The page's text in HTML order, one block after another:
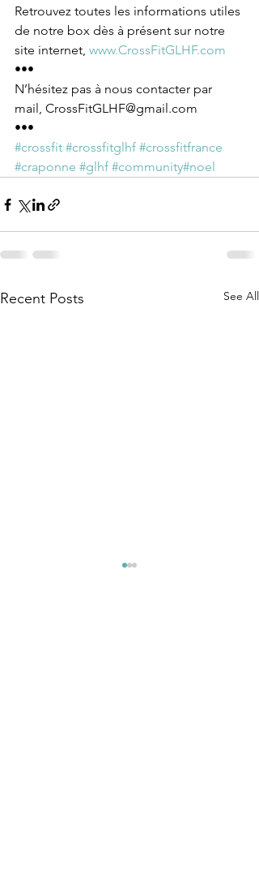
Retrouvez toutes les informations utiles
de notre box dès à présent sur notre
site internet, www.CrossFitGLHF.com
•••
N’hésitez pas à nous contacter par
mail, CrossFitGLHF@gmail.com
•••
#crossfit #crossfitglhf #crossfitfrance
#craponne #glhf #community#noel
Recent Posts See All